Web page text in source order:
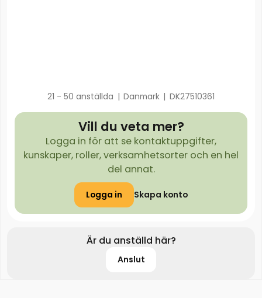
21 - 50 anställda | Danmark | DK27510361
Vill du veta mer?
Logga in för att se kontaktuppgifter,
kunskaper, roller, verksamhetsorter och en hel
del annat.
Logga in Skapa konto
Är du anställd här?
Anslut